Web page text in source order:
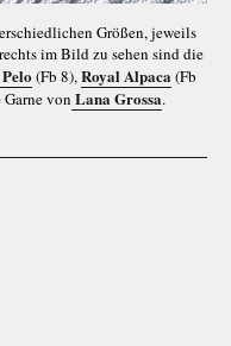
Größen, jeweils
im Bild zu sehen sind die
(Fb 8),Royal Alpaca (Fb
von Lana Grossa.